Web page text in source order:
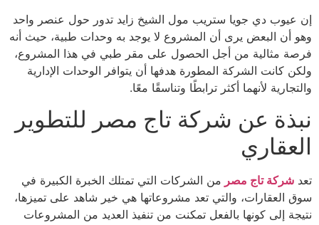
إن عيوب دي جويا ستريب مول الشيخ زايد تدور حول عنصر واحد
وهو أن البعض يرى أن المشروع لا يوجد به وحدات طبية، حيث أنه
فرصة مثالية من أجل الحصول على مقر طبي في هذا المشروع،
ولكن كانت الشركة المطورة هدفها أن يتوافر الوحدات الإدارية
والتجارية لأنهما أكثر ترابطًا وتناسقًا معًا.
نبذة عن شركة تاج مصر للتطوير
العقاري
تعد شركة تاج مصر من الشركات التي تمتلك الخبرة الكبيرة في
سوق العقارات، والتي تعد مشروعاتها هي خير شاهد على تميزها،
نتيجة إلى كونها بالفعل تمكنت من تنفيذ العديد من المشروعات